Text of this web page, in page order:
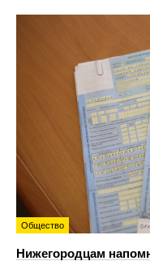
Общество
Нижегородцам